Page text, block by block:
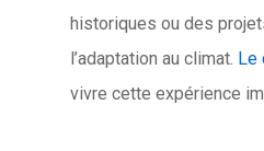
historiques ou des
l’adaptation au climat. Le
vivre cette expérience